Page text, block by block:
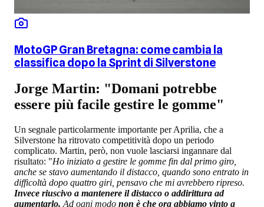
MotoGP Gran Bretagna: come cambia la
classifica dopo la Sprint di Silverstone
Jorge Martin: "Domani potrebbe
essere più facile gestire le gomme"
Un segnale particolarmente importante per Aprilia, che a
Silverstone ha ritrovato competitività dopo un periodo
complicato. Martin, però, non vuole lasciarsi ingannare dal
risultato: "Ho iniziato a gestire le gomme fin dal primo giro,
anche se stavo aumentando il distacco, quando sono entrato in
difficoltà dopo quattro giri, pensavo che mi avrebbero ripreso.
Invece riuscivo a mantenere il distacco o addirittura ad
aumentarlo. Ad ogni modo non è che ora abbiamo vinto a